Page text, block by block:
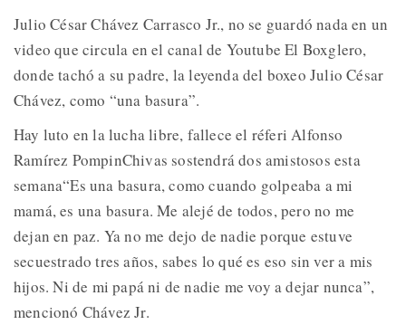
Julio César Chávez Carrasco Jr., no se guardó nada en un
video que circula en el canal de Youtube El Boxglero,
donde tachó a su padre, la leyenda del boxeo Julio César
Chávez, como “una basura”.
Hay luto en la lucha libre, fallece el réferi Alfonso
Ramírez PompinChivas sostendrá dos amistosos esta
semana“Es una basura, como cuando golpeaba a mi
mamá, es una basura. Me alejé de todos, pero no me
dejan en paz. Ya no me dejo de nadie porque estuve
secuestrado tres años, sabes lo qué es eso sin ver a mis
hijos. Ni de mi papá ni de nadie me voy a dejar nunca”,
mencionó Chávez Jr.